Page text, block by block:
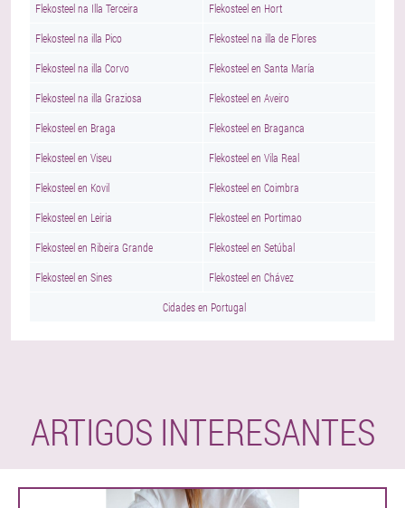
Flekosteel na Illa Terceira Flekosteel en Hort
Flekosteel na illa Pico Flekosteel na illa de Flores
Flekosteel na illa Corvo Flekosteel en Santa María
Flekosteel na illa Graziosa Flekosteel en Aveiro
Flekosteel en Braga Flekosteel en Braganca
Flekosteel en Viseu Flekosteel en Vila Real
Flekosteel en Kovil Flekosteel en Coimbra
Flekosteel en Leiria Flekosteel en Portimao
Flekosteel en Ribeira Grande Flekosteel en Setúbal
Flekosteel en Sines Flekosteel en Chávez
Cidades en Portugal
ARTIGOS INTERESANTES